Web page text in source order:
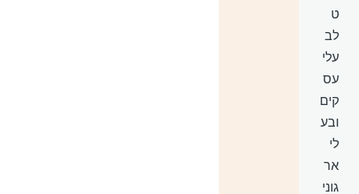
ט
לב
עלי
עס
קים
ובע
לי
אר
גוני